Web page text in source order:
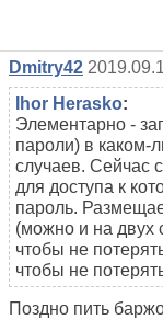
Dmitry42
Ihor Herasko:
Элементарно -
пароли) в каком-
случаев. Сейчас
для доступа к
пароль.
(можно и на двух
чтобы не
чтобы не
Поздно пить